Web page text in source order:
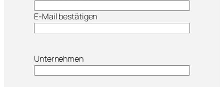
E-Mail bestätigen
Unternehmen